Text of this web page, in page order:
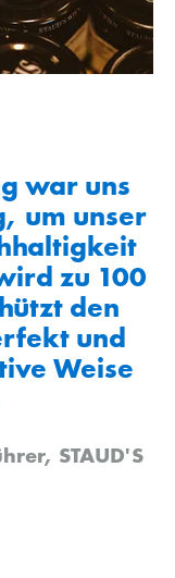
war uns
um unser
zu 100
den
und
Weise
STAUD'S